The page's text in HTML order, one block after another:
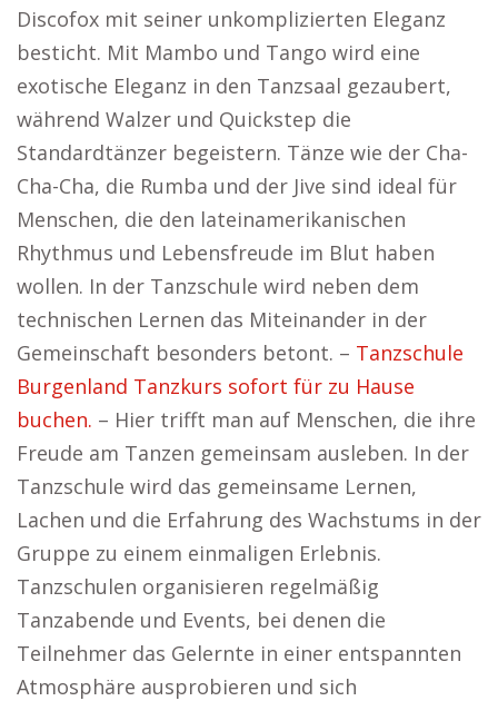
Discofox mit seiner unkomplizierten Eleganz
besticht. Mit Mambo und Tango wird eine
exotische Eleganz in den Tanzsaal gezaubert,
während Walzer und Quickstep die
Standardtänzer begeistern. Tänze wie der Cha-
Cha-Cha, die Rumba und der Jive sind ideal für
Menschen, die den lateinamerikanischen
Rhythmus und Lebensfreude im Blut haben
wollen. In der Tanzschule wird neben dem
technischen Lernen das Miteinander in der
Gemeinschaft besonders betont. – Tanzschule
Burgenland Tanzkurs sofort für zu Hause
buchen. – Hier trifft man auf Menschen, die ihre
Freude am Tanzen gemeinsam ausleben. In der
Tanzschule wird das gemeinsame Lernen,
Lachen und die Erfahrung des Wachstums in der
Gruppe zu einem einmaligen Erlebnis.
Tanzschulen organisieren regelmäßig
Tanzabende und Events, bei denen die
Teilnehmer das Gelernte in einer entspannten
Atmosphäre ausprobieren und sich